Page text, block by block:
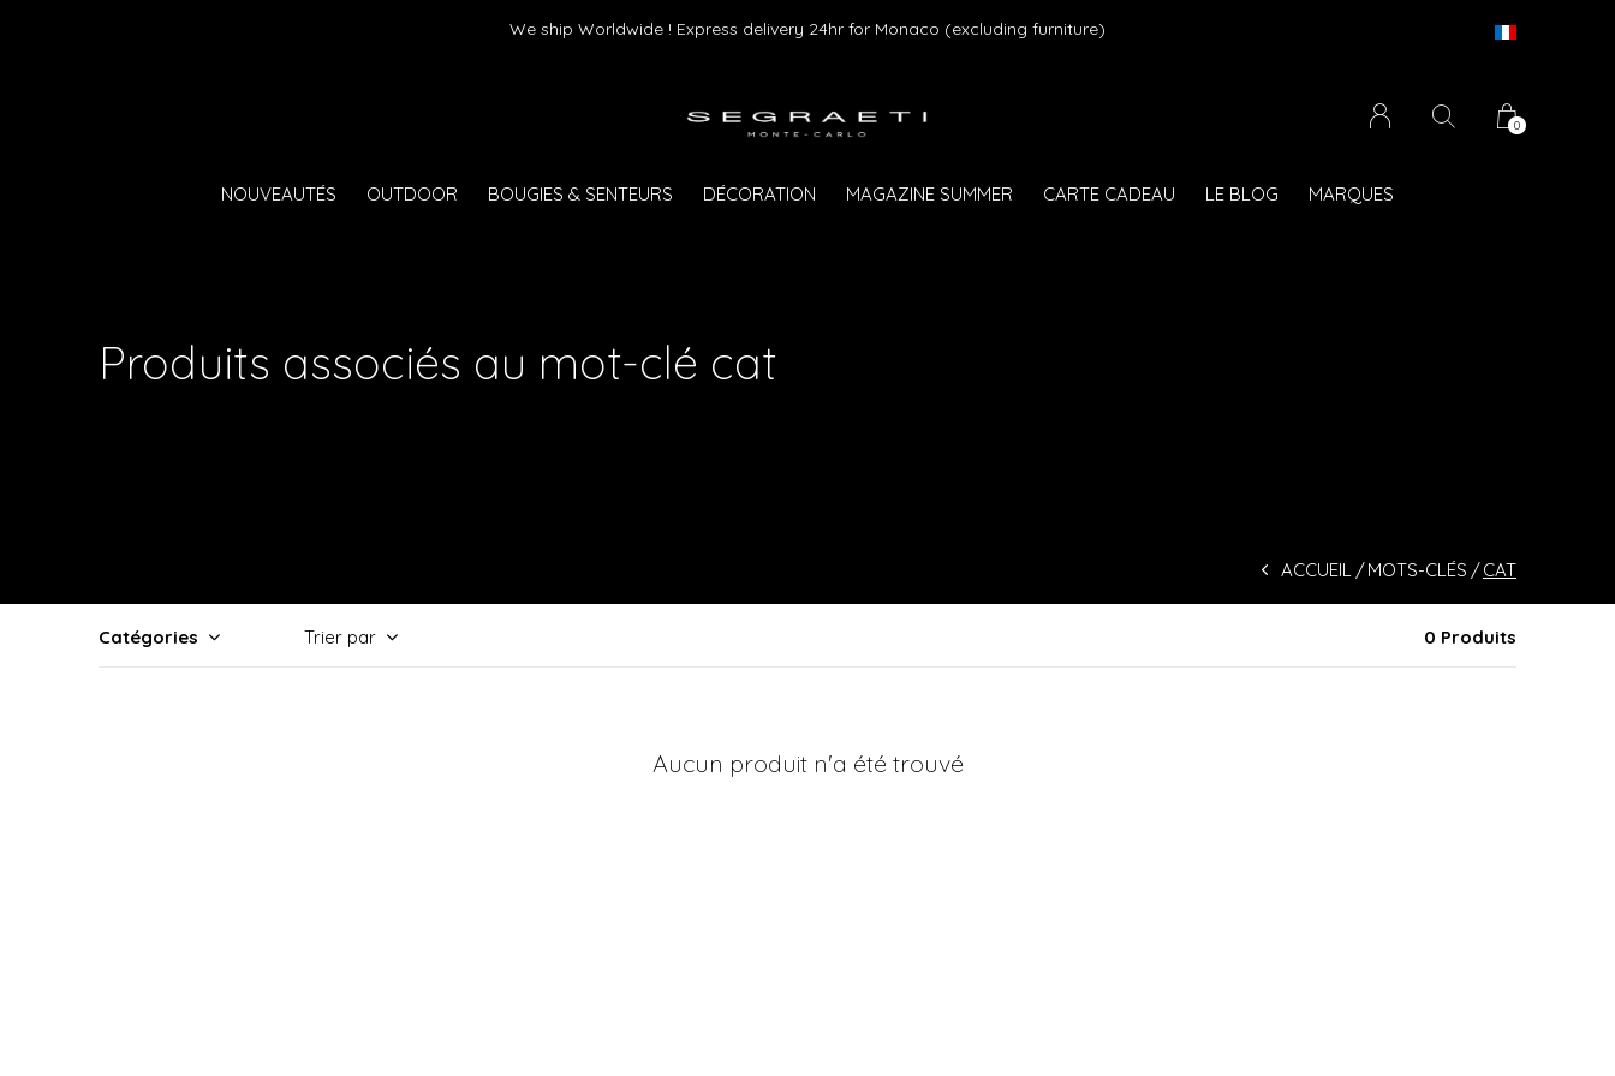
NOUVEAUTÉS OUTDOOR BOUGIES & SENTEURS DÉCORATION MAGAZINE SUMMER CARTE CADEAU LE BLOG MARQUES
0
Livraison gratuite dès 75 € d'achat en France Métropolitaine et Monaco (hors
Produits associés au mot-clé cat
ACCUEIL MOTS-CLÉS CAT
Catégories Trier par 0 Produits
Aucun produit n'a été trouvé